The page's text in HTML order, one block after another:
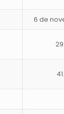
6 de